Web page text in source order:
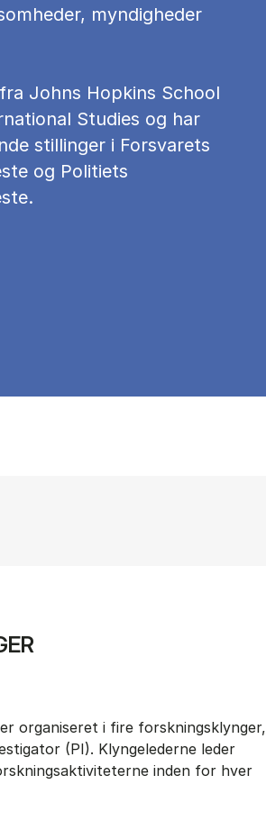
myndigheder
Johns Hopkins School
Studies og har
stillinger i Forsvarets
og Politiets
organiseret i fire forskningsklynger,
(PI). Klyngelederne leder
inden for hver